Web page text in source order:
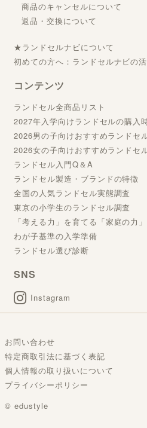
商品のキャンセルについて
返品・交換について
★ランドセルナビについて
初めての方へ：ランドセルナビの活
コンテンツ
ランドセル全商品リスト
2027年入学向けランドセルの購入
2026男の子向けおすすめランドセ
2026女の子向けおすすめランドセ
ランドセル入門Q＆A
ランドセル製造・ブランドの特徴
全国の人気ランドセル実態調査
東京の小学生のランドセル調査
「考える力」を育てる「家庭の力」
わが子基準の入学準備
ランドセル選び診断
SNS
Instagram
お問い合わせ
特定商取引法に基づく表記
個人情報の取り扱いについて
プライバシーポリシー
© edustyle